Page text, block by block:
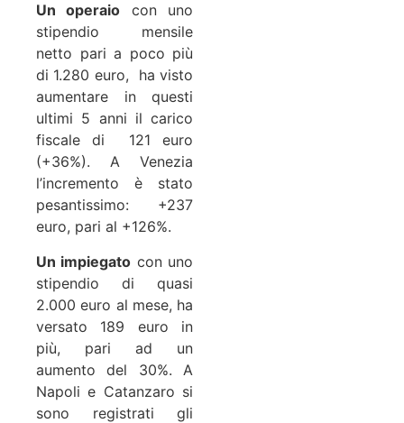
Un operaio con uno
stipendio mensile
netto pari a poco più
di 1.280 euro, ha visto
aumentare in questi
ultimi 5 anni il carico
fiscale di 121 euro
(+36%). A Venezia
l’incremento è stato
pesantissimo: +237
euro, pari al +126%.
Un impiegato con uno
stipendio di quasi
2.000 euro al mese, ha
versato 189 euro in
più, pari ad un
aumento del 30%. A
Napoli e Catanzaro si
sono registrati gli